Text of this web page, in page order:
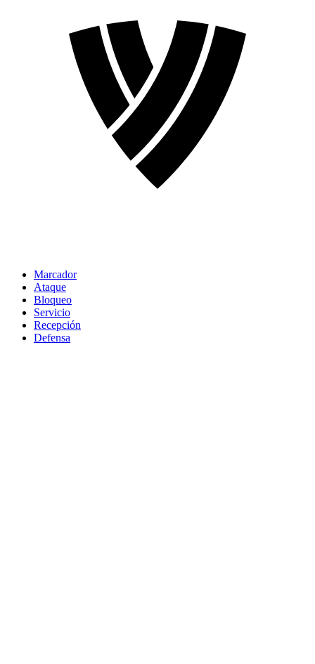
Marcador
Ataque
Bloqueo
Servicio
Recepción
Defensa